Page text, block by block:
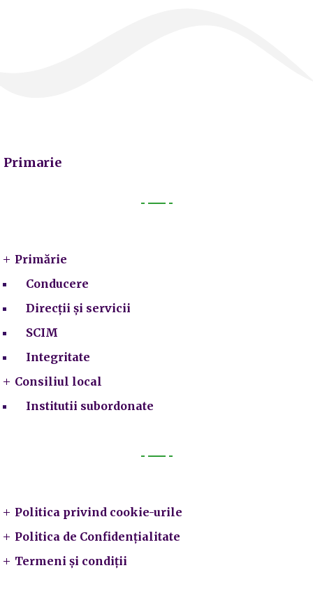
Primarie
Primărie
Conducere
Direcții și servicii
SCIM
Integritate
Consiliul local
Institutii subordonate
Politica privind cookie-urile
Politica de Confidențialitate
Termeni și condiții